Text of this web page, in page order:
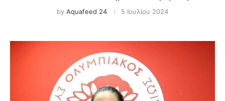
by Aquafeed 24 5 Ιουλίου 2024